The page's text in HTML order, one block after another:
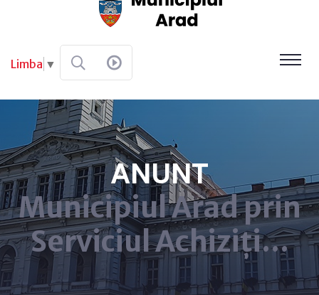
Limba ▼
ANUNT
Municipiul Arad prin
Serviciul Achiziți...